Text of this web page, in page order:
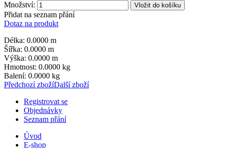
Množství: Vložit do košíku
Přidat na seznam přání
Dotaz na produkt
Délka: 0.0000 m
Šířka: 0.0000 m
Výška: 0.0000 m
Hmotnost: 0.0000 kg
Balení: 0.0000 kg
Předchozí zbožíDalší zboží
Registrovat se
Objednávky
Seznam přání
Úvod
E-shop